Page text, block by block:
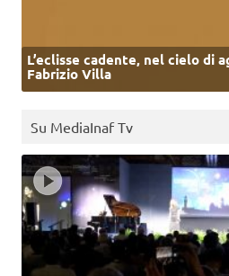
L’eclisse cadente, nel cielo di
Fabrizio Villa
Su MediaInaf Tv